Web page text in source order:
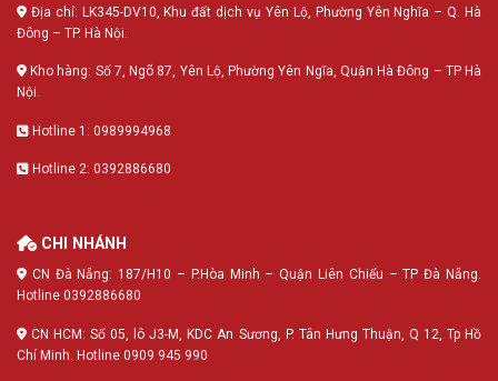
Địa chỉ: LK345-DV10, Khu đất dịch vụ Yên Lộ, Phường Yên Nghĩa – Q. Hà
Đông – TP. Hà Nội.
Kho hàng: Số 7, Ngõ 87, Yên Lộ, Phường Yên Ngĩa, Quận Hà Đông – TP Hà
Nội.
Hotline 1: 0989994968
Hotline 2: 0392886680
CHI NHÁNH
CN Đà Nẵng: 187/H10 – P.Hòa Minh – Quận Liên Chiểu – TP Đà Nẵng.
Hotline 0392886680
CN HCM: Số 05, lô J3-M, KDC An Sương, P. Tân Hưng Thuận, Q 12, Tp Hồ
Chí Minh. Hotline 0909 945 990